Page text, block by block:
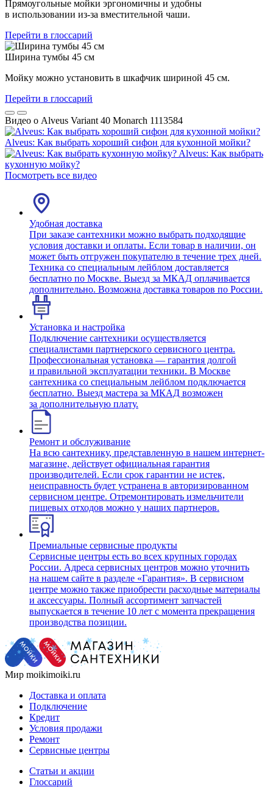
Прямоугольные мойки эргономичны и удобны
в использовании из-за вместительной чаши.
Перейти в глоссарий
Ширина тумбы 45 см
Мойку можно установить в шкафчик шириной 45 см.
Перейти в глоссарий
Видео о Alveus Variant 40 Monarch 1113584
Alveus: Как выбрать хороший сифон для кухонной мойки?
Alveus: Как выбрать
кухонную мойку?
Посмотреть все видео
Удобная доставка
При заказе сантехники можно выбрать подходящие
условия доставки и оплаты. Если товар в наличии, он
может быть отгружен покупателю в течение трех дней.
Техника со специальным лейблом доставляется
бесплатно по Москве. Выезд за МКАД оплачивается
дополнительно. Возможна доставка товаров по России.
Установка и настройка
Подключение сантехники осуществляется
специалистами партнерского сервисного центра.
Профессиональная установка — гарантия долгой
и правильной эксплуатации техники. В Москве
сантехника со специальным лейблом подключается
бесплатно. Выезд мастера за МКАД возможен
за дополнительную плату.
Ремонт и обслуживание
На всю сантехнику, представленную в нашем интернет-
магазине, действует официальная гарантия
производителей. Если срок гарантии не истек,
неисправность будет устранена в авторизированном
сервисном центре. Отремонтировать измельчители
пищевых отходов можно у наших партнеров.
Премиальные сервисные продукты
Сервисные центры есть во всех крупных городах
России. Адреса сервисных центров можно уточнить
на нашем сайте в разделе «Гарантия». В сервисном
центре можно также приобрести расходные материалы
и аксессуары. Полный ассортимент запчастей
выпускается в течение 10 лет с момента прекращения
производства позиции.
Мир moikimoiki.ru
Доставка и оплата
Подключение
Кредит
Условия продажи
Ремонт
Сервисные центры
Статьи и акции
Глоссарий